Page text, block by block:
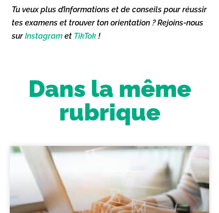
Tu veux plus d’informations et de conseils pour réussir
tes examens et trouver ton orientation ? Rejoins-nous
surInstagram et TikTok !
Dans la même
rubrique